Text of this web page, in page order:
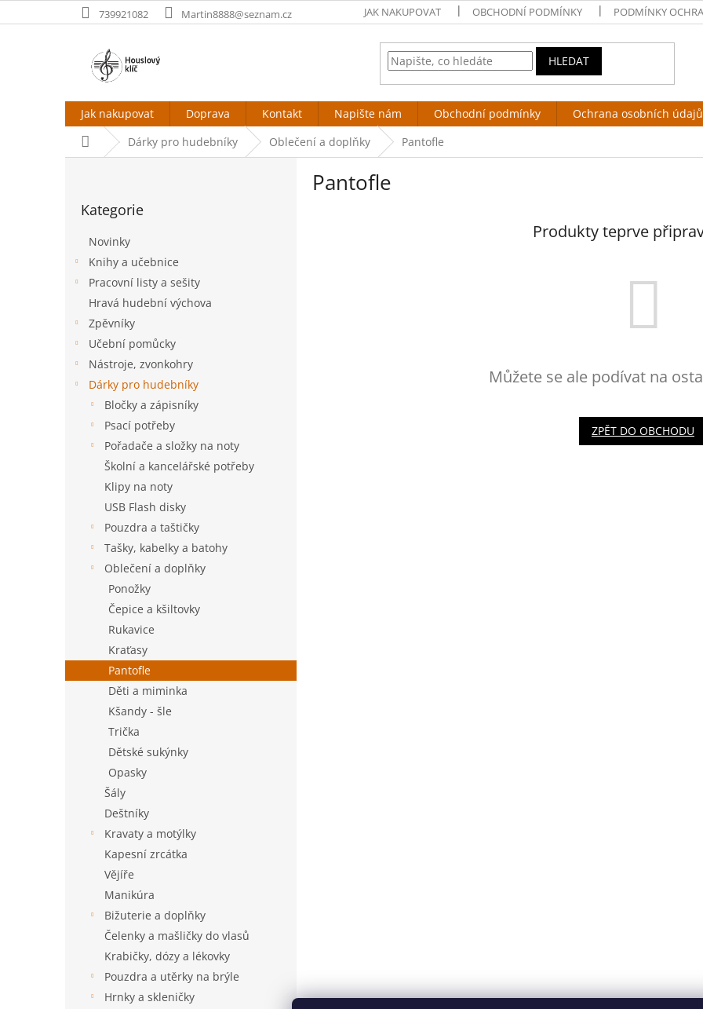
na
739921082 Martin8888@seznam.cz JAK NAKUPOVAT OBCHODNÍ PODMÍNKY PODMÍNKY
HLEDAT
Jak nakupovat Doprava Kontakt Napište nám Obchodní podmínky
Ochrana osobních údajů
Domů Dárky pro hudebníky Oblečení a doplňky Pantofle
kategorie
Kategorie
Novinky
Knihy a učebnice
Pracovní listy a sešity
Hravá hudební výchova
Zpěvníky
Učební pomůcky
Nástroje, zvonkohry
Dárky pro hudebníky
Bločky a zápisníky
Psací potřeby
Pořadače a složky na noty
Školní a kancelářské potřeby
Klipy na noty
USB Flash disky
Pouzdra a taštičky
Tašky, kabelky a batohy
Oblečení a doplňky
Ponožky
Čepice a kšiltovky
Rukavice
Kraťasy
Pantofle
Děti a miminka
Kšandy - šle
Trička
Dětské sukýnky
Opasky
Šály
Deštníky
Kravaty a motýlky
Kapesní zrcátka
Vějíře
Manikúra
Bižuterie a doplňky
Čelenky a mašličky do vlasů
Krabičky, dózy a lékovky
Pouzdra a utěrky na brýle
Hrnky a skleničky
Pantofle
Produkty teprve
Můžete se ale podívat na
ZPĚT DO OBCHODU